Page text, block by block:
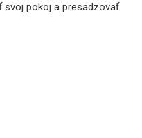
svoj pokoj a presadzovať